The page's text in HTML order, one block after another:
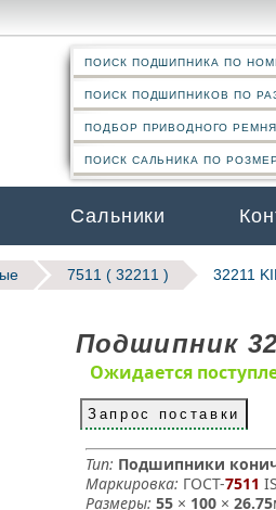
ПОИСК ПОДШИПНИКА ПО
ПОИСК ПОДШИПНИКОВ ПО
ПОДБОР ПРИВОДНОГО
ПОИСК САЛЬНИКА ПО
Сальники
7511 ( 32211 ) 32211
Подшипник
Ожидается
Запрос поставки
Тип: Подшипники
Маркировка: ГОСТ-7511
Размеры: 55× 100× 26.75